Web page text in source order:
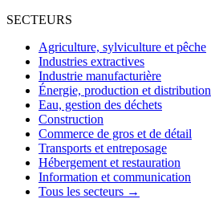
SECTEURS
Agriculture, sylviculture et pêche
Industries extractives
Industrie manufacturière
Énergie, production et distribution
Eau, gestion des déchets
Construction
Commerce de gros et de détail
Transports et entreposage
Hébergement et restauration
Information et communication
Tous les secteurs →